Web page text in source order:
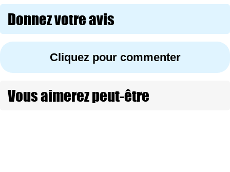
Donnez votre avis
Cliquez pour commenter
Vous aimerez peut-être